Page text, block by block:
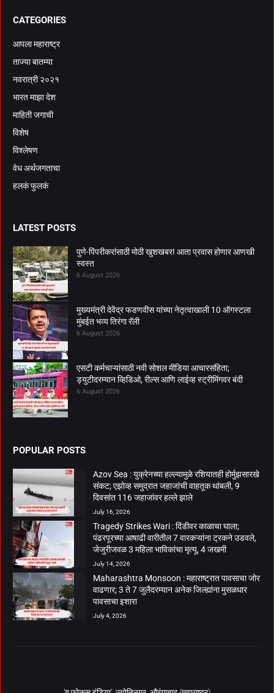
CATEGORIES
आपला महाराष्ट्र
ताज्या बातम्या
नवरात्री २०२१
भारत माझा देश
माहिती जगाची
विशेष
विश्लेषण
वेध अर्थजगताचा
हलकं फुलकं
LATEST POSTS
पुणे-पिंपरीकरांसाठी मोठी खुशखबर! आता प्रवास होणार आणखी
स्वस्त
6 August 2026
मुख्यमंत्री देवेंद्र फडणवीस यांच्या नेतृत्वाखाली 10 ऑगस्टला
मुंबईत भव्य तिरंगा रॅली
6 August 2026
एसटी कर्मचाऱ्यांसाठी नवी सोशल मीडिया आचारसंहिता;
ड्युटीदरम्यान व्हिडिओ, रील्स आणि लाईव्ह स्ट्रीमिंगवर बंदी
6 August 2026
POPULAR POSTS
Azov Sea : युक्रेनच्या हल्ल्यामुळे रशियातही होर्मुझसारखे
संकट; एझोव्ह समुद्रात जहाजांची वाहतूक थांबली, 9
दिवसांत 116 जहाजांवर हल्ले झाले
July 16, 2026
Tragedy Strikes Wari : दिंडीवर काळाचा घाला;
पंढरपूरच्या आषाढी वारीतील 7 वारकऱ्यांना ट्रकने उडवले,
जेजुरीजवळ 3 महिला भाविकांचा मृत्यू, 4 जखमी
July 14, 2026
Maharashtra Monsoon : महाराष्ट्रात पावसाचा जोर
वाढणार; 3 ते 7 जुलैदरम्यान अनेक जिल्ह्यांना मुसळधार
पावसाचा इशारा
July 4, 2026